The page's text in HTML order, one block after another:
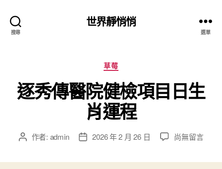
搜尋
世界靜悄悄
選單
分
類
草莓
逐秀傳醫院健檢項目日生
肖運程
文 作者: admin
文 2026 年 2 月 26 日
在
尚無留言